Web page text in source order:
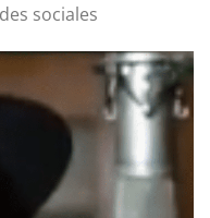
sociales